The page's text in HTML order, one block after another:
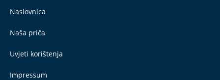
Naslovnica
Naša priča
Uvjeti korištenja
Impressum